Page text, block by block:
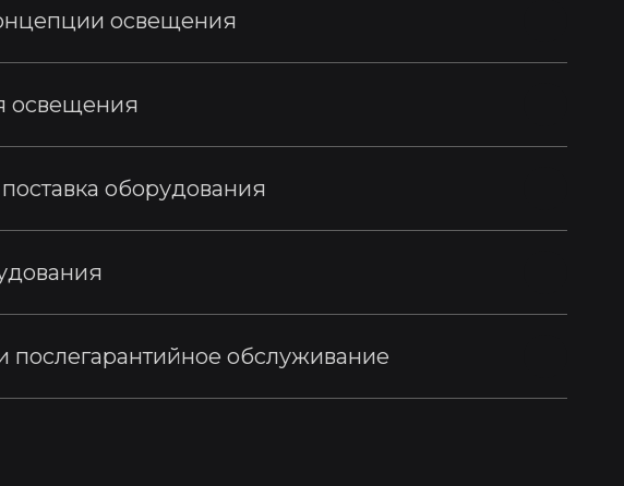
освещения
освещения
оборудования
послегарантийное обслуживание